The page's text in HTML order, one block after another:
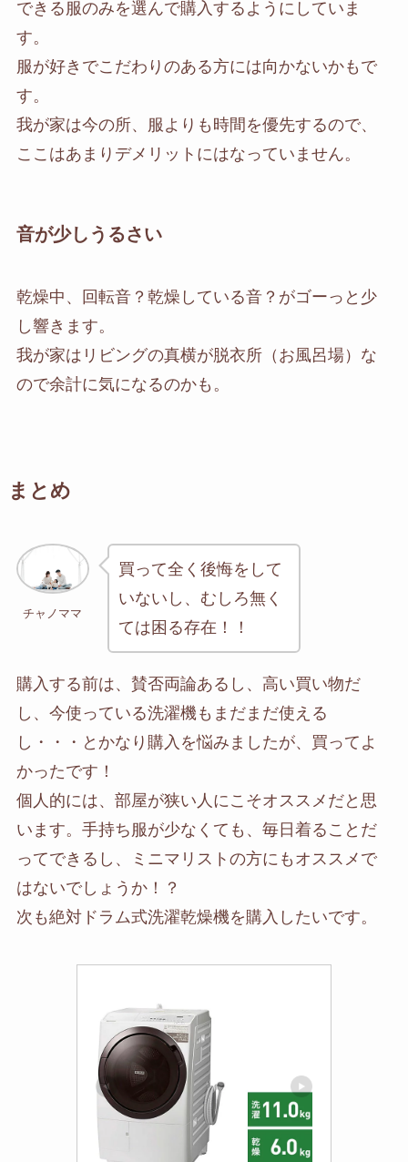
できる服のみを選んで購入するようにしていま
す。
服が好きでこだわりのある方には向かないかもで
す。
我が家は今の所、服よりも時間を優先するので、
ここはあまりデメリットにはなっていません。
音が少しうるさい
乾燥中、回転音？乾燥している音？がゴーっと少
し響きます。
我が家はリビングの真横が脱衣所（お風呂場）な
ので余計に気になるのかも。
まとめ
チャノママ
買って全く後悔をして
いないし、むしろ無く
ては困る存在！！
購入する前は、賛否両論あるし、高い買い物だ
し、今使っている洗濯機もまだまだ使える
し・・・とかなり購入を悩みましたが、買ってよ
かったです！
個人的には、部屋が狭い人にこそオススメだと思
います。手持ち服が少なくても、毎日着ることだ
ってできるし、ミニマリストの方にもオススメで
はないでしょうか！？
次も絶対ドラム式洗濯乾燥機を購入したいです。